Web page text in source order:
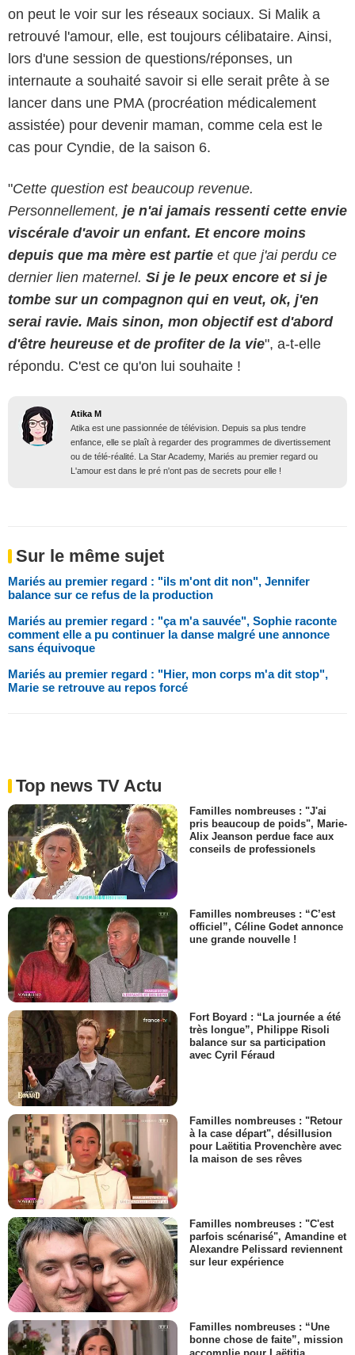
on peut le voir sur les réseaux sociaux. Si Malik a
retrouvé l'amour, elle, est toujours célibataire. Ainsi,
lors d'une session de questions/réponses, un
internaute a souhaité savoir si elle serait prête à se
lancer dans une PMA (procréation médicalement
assistée) pour devenir maman, comme cela est le
cas pour Cyndie, de la saison 6.
"Cette question est beaucoup revenue.
Personnellement, je n'ai jamais ressenti cette envie
viscérale d'avoir un enfant. Et encore moins
depuis que ma mère est partie et que j'ai perdu ce
dernier lien maternel. Si je le peux encore et si je
tombe sur un compagnon qui en veut, ok, j'en
serai ravie. Mais sinon, mon objectif est d'abord
d'être heureuse et de profiter de la vie", a-t-elle
répondu. C'est ce qu'on lui souhaite !
Atika M
Atika est une passionnée de télévision. Depuis sa plus tendre
enfance, elle se plaît à regarder des programmes de divertissement
ou de télé-réalité. La Star Academy, Mariés au premier regard ou
L'amour est dans le pré n'ont pas de secrets pour elle !
Sur le même sujet
Mariés au premier regard : "ils m'ont dit non", Jennifer
balance sur ce refus de la production
Mariés au premier regard : "ça m'a sauvée", Sophie raconte
comment elle a pu continuer la danse malgré une annonce
sans équivoque
Mariés au premier regard : "Hier, mon corps m'a dit stop",
Marie se retrouve au repos forcé
Top news TV Actu
Familles nombreuses : "J'ai
pris beaucoup de poids", Marie-
Alix Jeanson perdue face aux
conseils de professionels
Familles nombreuses : “C’est
officiel”, Céline Godet annonce
une grande nouvelle !
Fort Boyard : “La journée a été
très longue”, Philippe Risoli
balance sur sa participation
avec Cyril Féraud
Familles nombreuses : "Retour
à la case départ", désillusion
pour Laëtitia Provenchère avec
la maison de ses rêves
Familles nombreuses : "C'est
parfois scénarisé", Amandine et
Alexandre Pelissard reviennent
sur leur expérience
Familles nombreuses : “Une
bonne chose de faite”, mission